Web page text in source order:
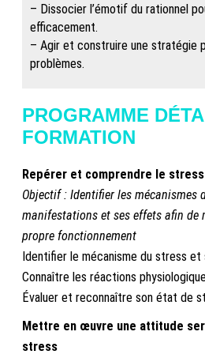
– Dissocier l’émotif du rationnel
efficacement.
– Agir et construire une stratégie
problèmes.
PROGRAMME
FORMATION
Repérer et comprendre le stress
Objectif : Identifier les mécanismes
manifestations et ses effets afin de
propre fonctionnement
Identifier le mécanisme du stress
Connaître les réactions
Évaluer et reconnaître son état de
Mettre en œuvre une attitude
stress